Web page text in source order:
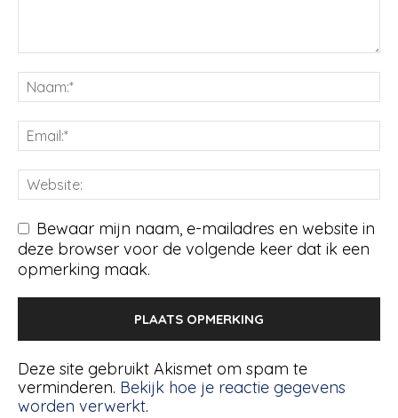
Bewaar mijn naam, e-mailadres en website in
deze browser voor de volgende keer dat ik een
opmerking maak.
Deze site gebruikt Akismet om spam te
verminderen. Bekijk hoe je reactie gegevens
worden verwerkt.